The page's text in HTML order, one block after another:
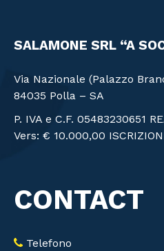
SALAMONE SRL “A
Via Nazionale (Palazzo
84035 Polla – SA
P. IVA e C.F. 05483230651
Vers: € 10.000,00
CONTACT
Telefono